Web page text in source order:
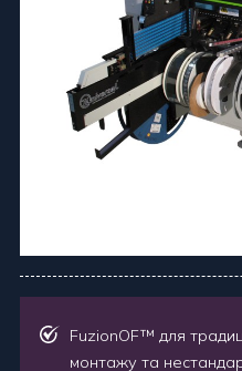
FuzionOF™ для
монтажу та